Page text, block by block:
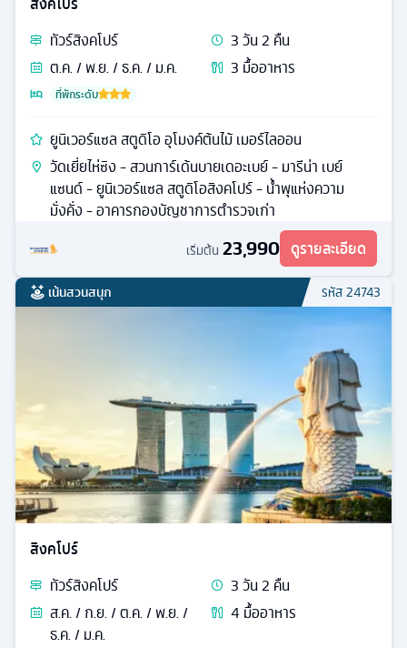
ทัวร์สิงคโปร์ 3วัน2 คืน
ต.ค. / พ.ย. / ธ.ค. / ม.ค.
3 มื้ออาหาร
ที่พักระดับ
ยูนิเวอร์แซล สตูดิโอ อุโมงค์ต้นไม้ เมอร์ไลออน
วัดเยี่ยไห่ซิง - สวนการ์เด้นบายเดอะเบย์ - มารีน่า เบย์
แซนด์ - ยูนิเวอร์แซล สตูดิโอสิงคโปร์ - น้ำพุแห่งความ
มั่งคั่ง - อาคารกองบัญชาการตำรวจเก่า
เริ่มต้น 23,990 ดูรายละเอียด
เน้นสวนสนุก รหัส24743
สิงคโปร์
ทัวร์สิงคโปร์ 3วัน2 คืน
ส.ค. / ก.ย. / ต.ค. / พ.ย. /
ธ.ค. / ม.ค.
4 มื้ออาหาร